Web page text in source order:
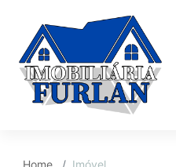
Home Imóvel